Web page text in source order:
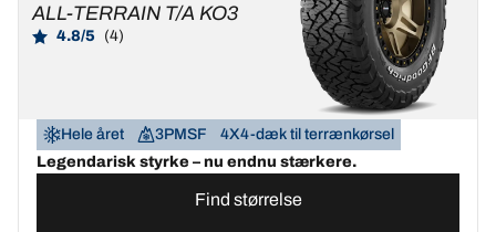
ALL-TERRAIN T/A KO3
4.8/5 (4)
Hele året 3PMSF
4X4-dæk til terrænkørsel
Legendarisk styrke – nu endnu stærkere.
Find størrelse